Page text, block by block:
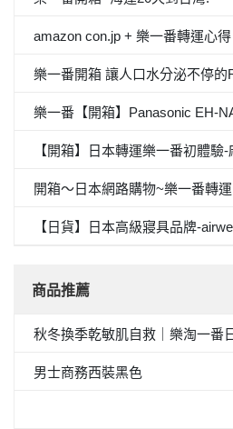
amazon con.jp + 樂一番轉運心得
樂一番開箱 讓人口水分泌不停的
樂一番【開箱】Panasonic EH-
【開箱】日本轉運樂一番初體驗-
開箱～日本網路購物~樂一番轉運
【日貨】日本高級寢具品牌-
商品推薦
秋冬換季乾敏肌自救｜樂淘一番
男士商務西裝黑色